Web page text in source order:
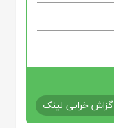
گزاش خرابی لینک